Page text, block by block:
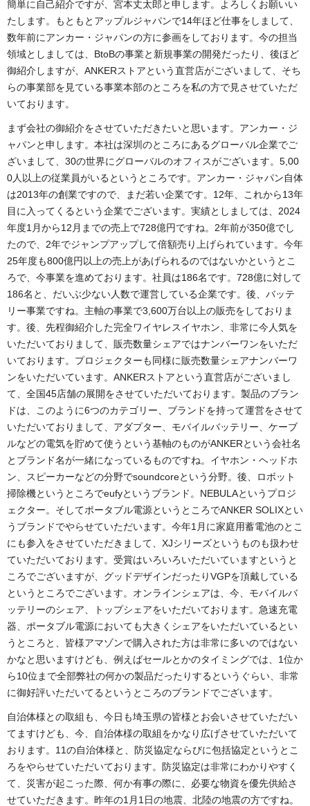
簡単に自己紹介ですが、宮本丈太郎と申します。よろしくお願いい
たします。もともとアップルジャパンで14年ほど仕事をしまして、
数年前にアンカー・ジャパンの方に参画をしております。今の担当
領域としましては、BtoBの事業と新規事業の開発だったり、後ほど
御紹介しますが、ANKERストアという直営店がございまして、そち
らの事業部を見ている事業本部のところを私の方で見させていただ
いております。
まず会社の御紹介をさせていただきたいと思います。アンカー・ジ
ャパンと申します。本社は深圳のところにあるグローバル企業でご
ざいまして、30の世界にグローバルのオフィスがございます。5,00
0人以上の従業員がいるというところです。アンカー・ジャパン自体
は2013年の創業ですので、まだ若い企業です。12年、これから13年
目に入ってくるという企業でございます。実績としましては、2024
年度1月から12月までの売上で728億円ですね。2年前が350億でし
たので、2年でジャンプアップして倍額売り上げられています。今年
25年度も800億円以上の売上があげられるのではないかというとこ
ろで、今事業を進めております。社員は186名です。728億に対して
186名と、だいぶ少ない人数で運営している企業です。後、バッテ
リー事業ですね。主軸の事業で3,600万台以上の販売をしておりま
す。後、先程御紹介した完全ワイヤレスイヤホン、非常に今人気を
いただいておりまして、販売数量シェアではナンバーワンをいただ
いております。プロジェクターも同様に販売数量シェアナンバーワ
ンをいただいています。ANKERストアという直営店がございまし
て、全国45店舗の展開をさせていただいております。製品のブラン
ドは、このように6つのカテゴリー、ブランドを持って運営をさせて
いただいておりまして、アダプター、モバイルバッテリー、ケーブ
ルなどの電気を貯めて使うという基軸のものがANKERという会社名
とブランド名が一緒になっているものですね。イヤホン・ヘッドホ
ン、スピーカーなどの分野でsoundcoreという分野。後、ロボット
掃除機というところでeufyというブランド。NEBULAというプロジ
ェクター。そしてポータブル電源というところでANKER SOLIXとい
うブランドでやらせていただいます。今年1月に家庭用蓄電池のとこ
にも参入をさせていただきまして、XJシリーズというものも扱わせ
ていただいております。受賞はいろいろいただいていますというと
ころでございますが、グッドデザインだったりVGPを頂戴している
というところでございます。オンラインシェアは、今、モバイルバ
ッテリーのシェア、トップシェアをいただいております。急速充電
器、ポータブル電源においても大きくシェアをいただいているとい
うところと、皆様アマゾンで購入された方は非常に多いのではない
かなと思いますけども、例えばセールとかのタイミングでは、1位か
ら10位まで全部弊社の何かの製品だったりするというぐらい、非常
に御好評いただいてるというところのブランドでございます。
自治体様との取組も、今日も埼玉県の皆様とお会いさせていただい
てますけども、今、自治体様の取組をかなり広げさせていただいて
おります。11の自治体様と、防災協定ならびに包括協定というとこ
ろをやらせていただいております。防災協定は非常にわかりやすく
て、災害が起こった際、何か有事の際に、必要な物資を優先供給さ
せていただきます。昨年の1月1日の地震、北陸の地震の方ですね。